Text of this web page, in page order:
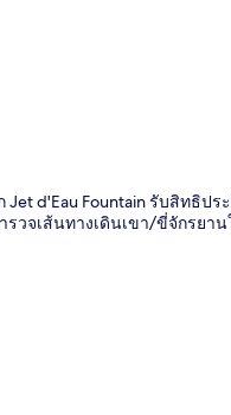
d'Eau Fountain รับสิทธิป
วจเส้นทางเดินเขา/ขี่จักรยา